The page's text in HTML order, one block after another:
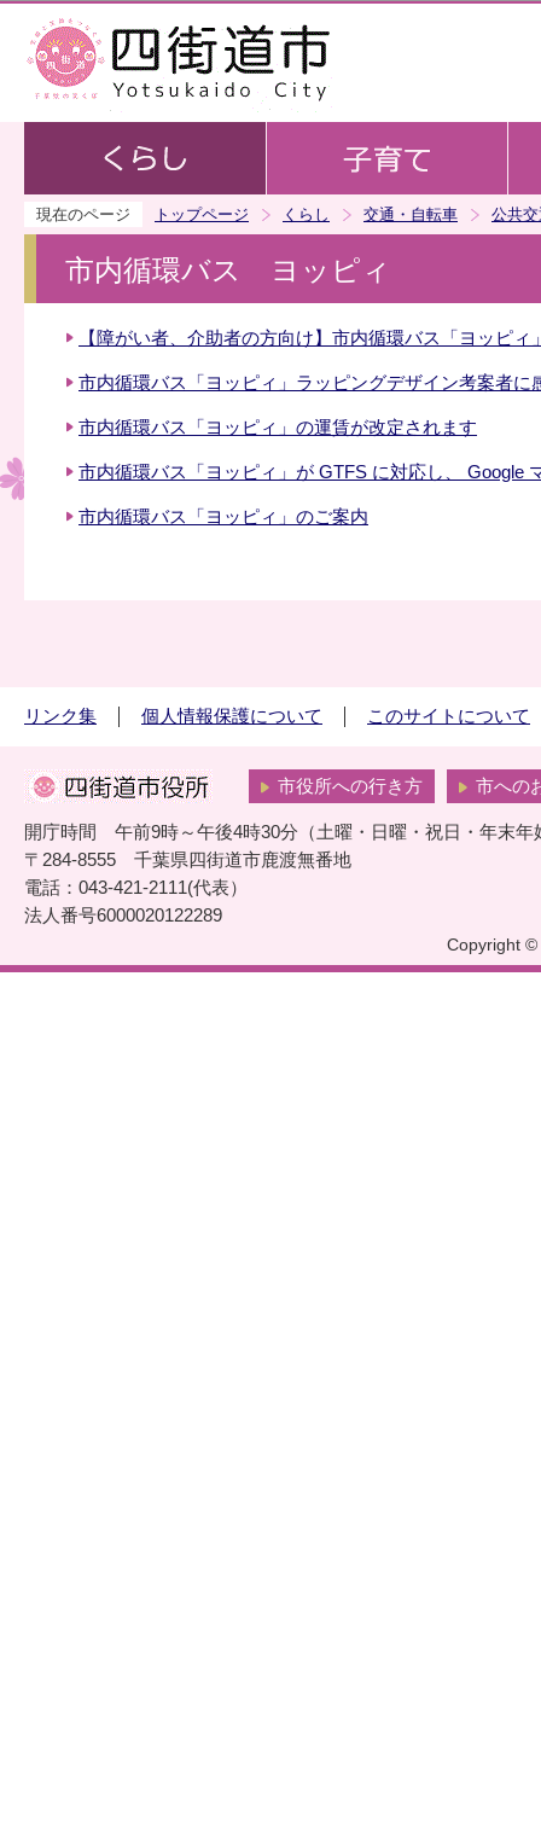
現在のページ トップページ くらし 交通・自転車 公共
市内循環バス ヨッピィ
【障がい者、介助者の方向け】市内循環バス「ヨッピィ
市内循環バス「ヨッピィ」ラッピングデザイン考案者に
市内循環バス「ヨッピィ」の運賃が改定されます
市内循環バス「ヨッピィ」が GTFS に対応し、 Google
市内循環バス「ヨッピィ」のご案内
リンク集 個人情報保護について このサイトについて
市役所への行き方 市への
開庁時間 午前9時～午後4時30分（土曜・日曜・祝日・年末年
〒284-8555 千葉県四街道市鹿渡無番地
電話：043-421-2111(代表）
法人番号6000020122289
Copyright ©